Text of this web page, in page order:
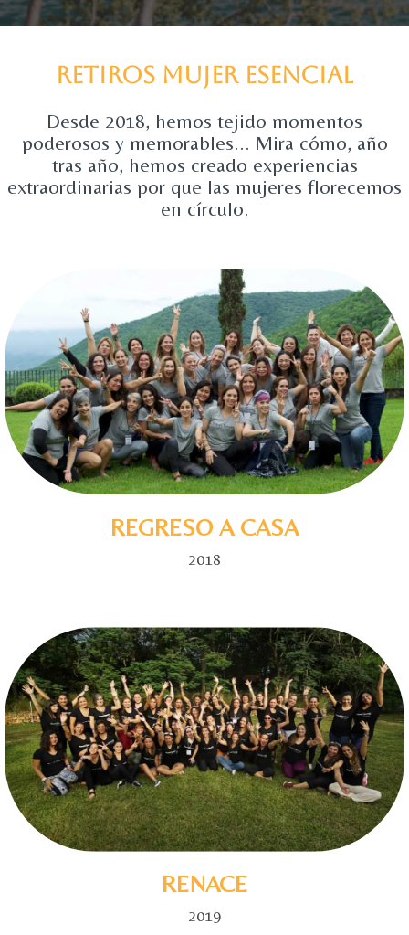
retiros mujer esencial
Desde 2018, hemos tejido momentos
poderosos y memorables... Mira cómo, año
tras año, hemos creado experiencias
extraordinarias por que las mujeres florecemos
en círculo.
REGRESO A CASA
2018
RENACE
2019